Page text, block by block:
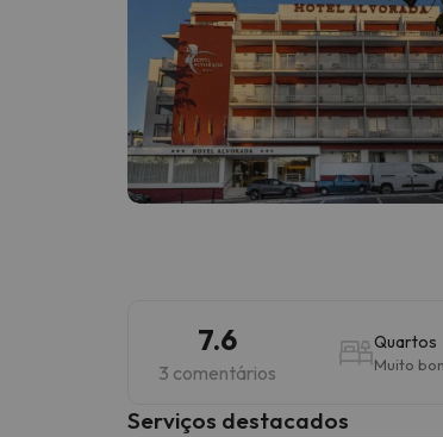
7.6
3 comentários
Quartos
Muito
Serviços destacados